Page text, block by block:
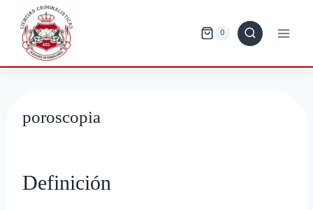
Saltar
contenido
0
poroscopia
Definición